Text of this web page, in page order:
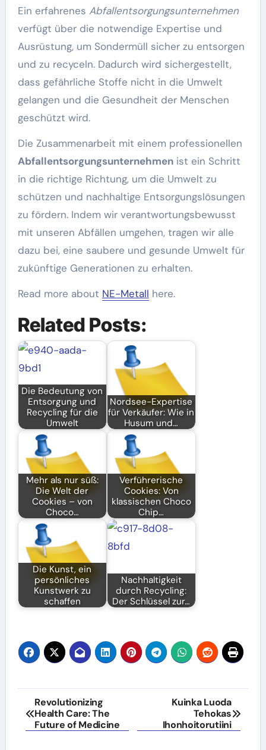
Ein erfahrenes Abfallentsorgungsunternehmen
verfügt über die notwendige Expertise und
Ausrüstung, um Sondermüll sicher zu entsorgen
und zu recyceln. Dadurch wird sichergestellt,
dass gefährliche Stoffe nicht in die Umwelt
gelangen und die Gesundheit der Menschen
geschützt wird.
Die Zusammenarbeit mit einem professionellen
Abfallentsorgungsunternehmenist ein Schritt
in die richtige Richtung, um die Umwelt zu
schützen und nachhaltige Entsorgungslösungen
zu fördern. Indem wir verantwortungsbewusst
mit unseren Abfällen umgehen, tragen wir alle
dazu bei, eine saubere und gesunde Umwelt für
zukünftige Generationen zu erhalten.
Read more about NE-Metall here.
Related Posts:
Die Bedeutung von
Entsorgung und
Recycling für die
Umwelt
Nordsee-Expertise
für Verkäufer: Wie in
Husum und…
Mehr als nur süß:
Die Welt der
Cookies – von
Choco…
Verführerische
Cookies: Von
klassischen Choco
Chip…
Die Kunst, ein
persönliches
Kunstwerk zu
schaffen
Nachhaltigkeit
durch Recycling:
Der Schlüssel zur…
Post
navigation
Revolutionizing
Health Care: The
Future of Medicine
Kuinka Luoda
Tehokas
Ihonhoitorutiini